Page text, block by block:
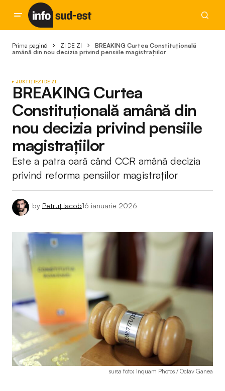
Prima pagină ZI DE ZI
BREAKING Curtea Constituțională
amână din nou decizia privind pensiile magistrațiilor
JUSTIȚIEZI DE ZI
BREAKING Curtea
Constituțională amână din
nou decizia privind pensiile
magistrațiilor
Este a patra oară când CCR amână decizia
privind reforma pensiilor magistraților
by Petruț Iacob16 ianuarie 2026
sursa foto: Inquam Photos / Octav Ganea